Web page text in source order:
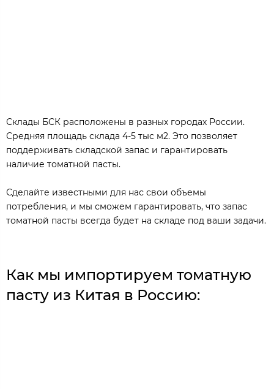
Склады БСК расположены в разных городах России.
Средняя площадь склада 4-5 тыс м2. Это позволяет
поддерживать складской запас и гарантировать
наличие томатной пасты.
Сделайте известными для нас свои объемы
потребления, и мы сможем гарантировать, что запас
томатной пасты всегда будет на складе под ваши задачи.
Как мы импортируем томатную
пасту из Китая в Россию: